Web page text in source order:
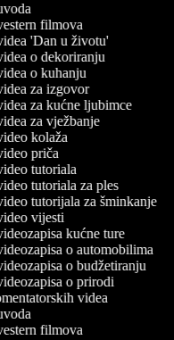
filmova
'Dan u životu'
o dekoriranju
o kuhanju
za izgovor
za kućne ljubimce
za vježbanje
kolaža
priča
tutoriala
tutoriala za ples
tutorijala za šminkanje
vijesti
kućne ture
o automobilima
o budžetiranju
o prirodi
videa
filmova